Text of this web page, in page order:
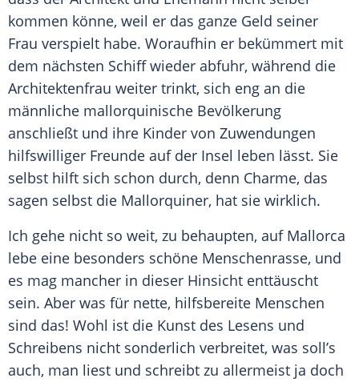
kommen könne, weil er das ganze Geld seiner
Frau verspielt habe. Woraufhin er bekümmert mit
dem nächsten Schiff wieder abfuhr, während die
Architektenfrau weiter trinkt, sich eng an die
männliche mallorquinische Bevölkerung
anschließt und ihre Kinder von Zuwendungen
hilfswilliger Freunde auf der Insel leben lässt. Sie
selbst hilft sich schon durch, denn Charme, das
sagen selbst die Mallorquiner, hat sie wirklich.
Ich gehe nicht so weit, zu behaupten, auf Mallorca
lebe eine besonders schöne Menschenrasse, und
es mag mancher in dieser Hinsicht enttäuscht
sein. Aber was für nette, hilfsbereite Menschen
sind das! Wohl ist die Kunst des Lesens und
Schreibens nicht sonderlich verbreitet, was soll’s
auch, man liest und schreibt zu allermeist ja doch